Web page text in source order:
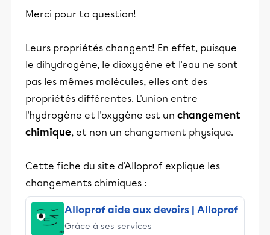
Merci pour ta question!
Leurs propriétés changent! En effet, puisque
le dihydrogène, le dioxygène et l'eau ne sont
pas les mêmes molécules, elles ont des
propriétés différentes. L'union entre
l'hydrogène et l'oxygène est un changement
chimique, et non un changement physique.
Cette fiche du site d'Alloprof explique les
changements chimiques :
Alloprof aide aux devoirs | Alloprof
Grâce à ses services